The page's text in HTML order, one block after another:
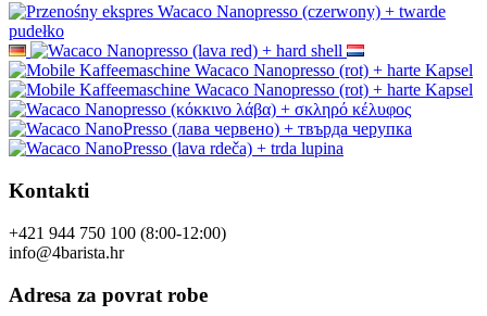
Kontakti
+421 944 750 100 (8:00-12:00)
info@4barista.hr
Adresa za povrat robe